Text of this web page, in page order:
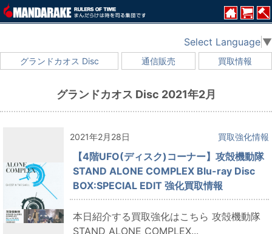
グランドカオス Disc 通信販売 買取情報
Select Language ▼
グランドカオス Disc 2021年2月
2021年2月28日 買取強化情報
【4階UFO(ディスク)コーナー】攻殻機動隊
STAND ALONE COMPLEX Blu-ray Disc
BOX:SPECIAL EDIT 強化買取情報
本日紹介する買取強化はこちら 攻殻機動隊
STAND ALONE COMPLEX...